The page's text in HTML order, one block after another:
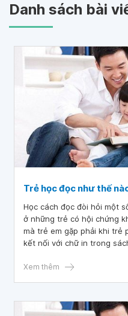
Danh sách bài
Trẻ học đọc như thế
Học cách đọc đòi hỏi một
ở những trẻ có hội chứng
mà trẻ em gặp phải khi trẻ
kết nối với chữ in trong
Xem thêm